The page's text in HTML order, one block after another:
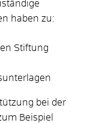
haben zu:
Stiftung
bei der
Beispiel